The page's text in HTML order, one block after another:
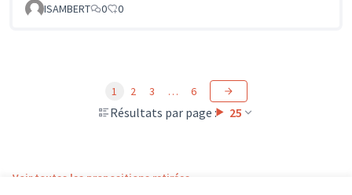
ISAMBERT
0 0
Résultats par page : 25
1 2 3 … 6
Voir toutes les propositions retirées